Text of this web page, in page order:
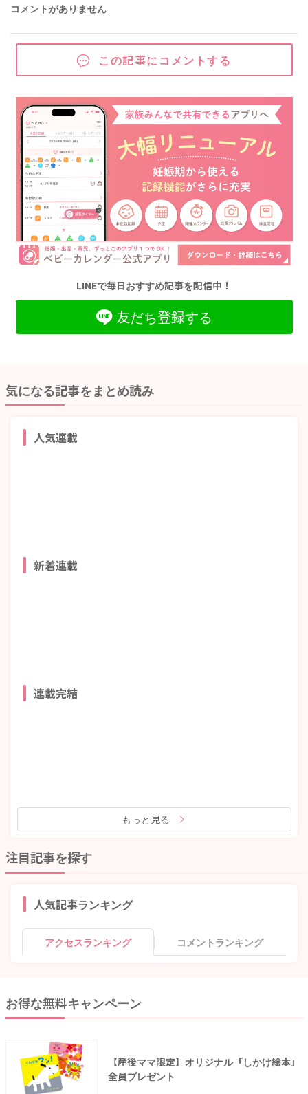
コメントがありません
この記事にコメントする
LINEで毎日おすすめ記事を配信中！
友だち登録する
気になる記事をまとめ読み
人気連載
新着連載
連載完結
もっと見る
注目記事を探す
人気記事ランキング
アクセスランキング コメントランキング
お得な無料キャンペーン
【産後ママ限定】オリジナル「しかけ絵本」
全員プレゼント